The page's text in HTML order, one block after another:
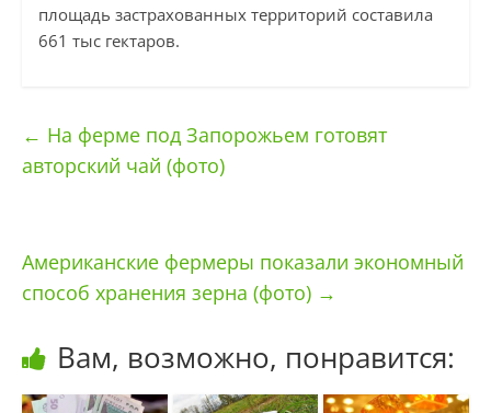
площадь застрахованных территорий составила
661 тыс гектаров.
← На ферме под Запорожьем готовят
авторский чай (фото)
Американские фермеры показали экономный
способ хранения зерна (фото) →
Вам, возможно, понравится: